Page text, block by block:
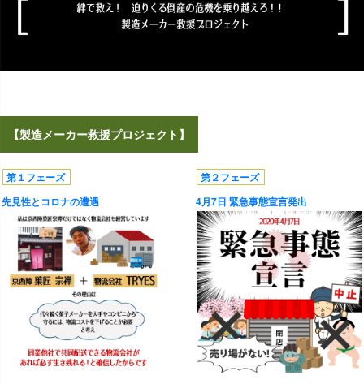
【製造メーカー救援プロジェクト】
第１フェーズ
先見性とコロナの遭遇
第２フェーズ
4月7日 緊急事態宣言発出